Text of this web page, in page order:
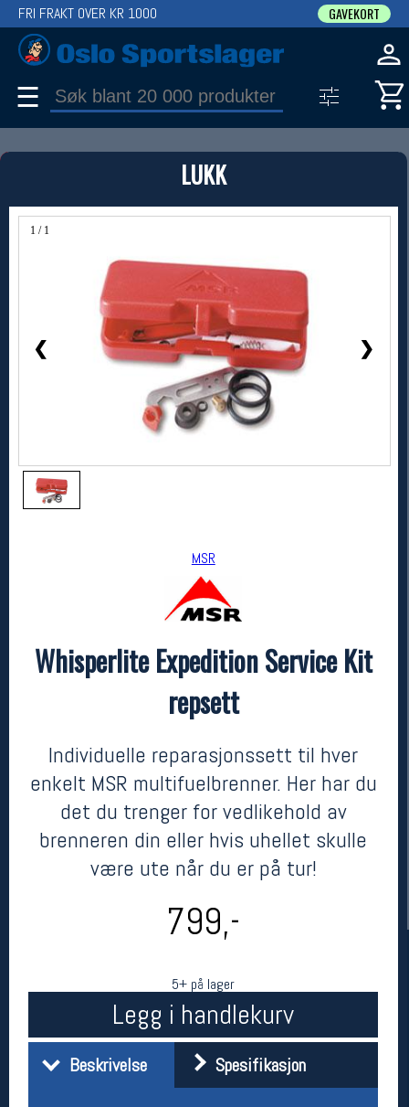
LUKK
1 / 1
❮ ❯
MSR
Whisperlite Expedition Service Kit
repsett
Individuelle reparasjonssett til hver
enkelt MSR multifuelbrenner. Her har du
det du trenger for vedlikehold av
brenneren din eller hvis uhellet skulle
være ute når du er på tur!
799,-
5+ på lager
Legg i handlekurv
Beskrivelse Spesifikasjon
FRI FRAKT OVER KR 1000 GAVEKORT
☰
PRODUKT
Produkter (1)
Bruk filter til å spisse søket
MSR
Whisperlite Expedition Service Kit repsett
kr 799
Her finner du oss
Oslo Sportslager